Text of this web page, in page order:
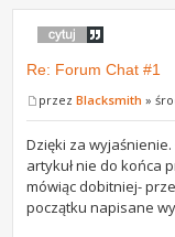
Re: Forum Chat #1
przezBlacksmith »
Dzięki za
artykuł nie do końca
mówiąc dobitniej-
początku napisane